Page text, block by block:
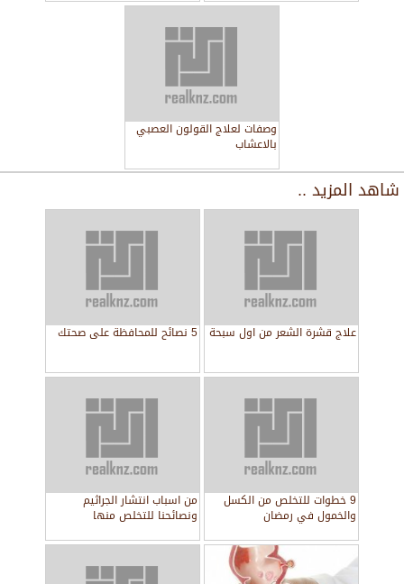
وصفات لعلاج القولون العصبي
بالاعشاب
شاهد المزيد ..
علاج قشرة الشعر من اول سبحة 5 نصائح للمحافظة على صحتك
9 خطوات للتخلص من الكسل
والخمول في رمضان
من اسباب انتشار الجراثيم
ونصائحنا للتخلص منها